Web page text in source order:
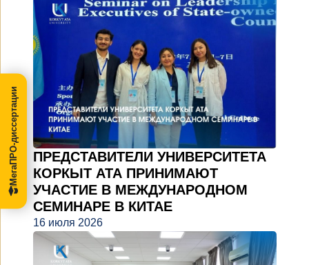
ПРЕДСТАВИТЕЛИ УНИВЕРСИТЕТА
КОРКЫТ АТА ПРИНИМАЮТ
УЧАСТИЕ В МЕЖДУНАРОДНОМ
СЕМИНАРЕ В КИТАЕ
16 июля 2026
МегаПРО-диссертации